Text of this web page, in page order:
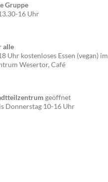
Gruppe
16 Uhr
alle
Uhr kostenloses Essen (vegan) im
Wesertor, Café
geöffnet
Donnerstag 10-16 Uhr